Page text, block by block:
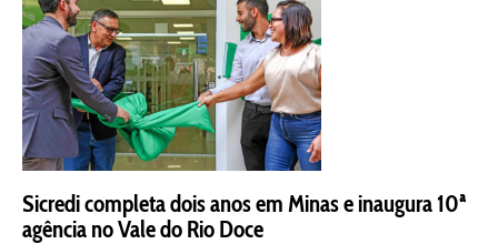
Sicredi completa dois anos em Minas e inaugura 10ª
agência no Vale do Rio Doce